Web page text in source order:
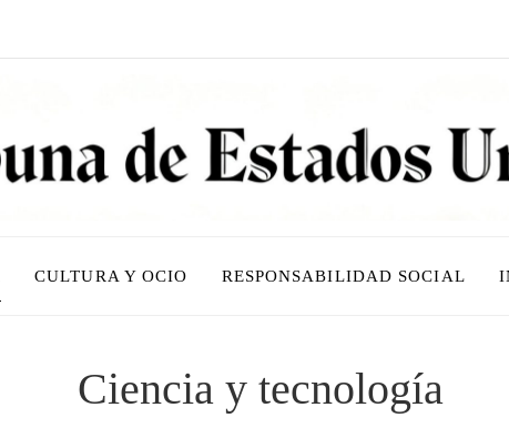
CULTURA Y OCIO RESPONSABILIDAD SOCIAL
Ciencia y tecnología